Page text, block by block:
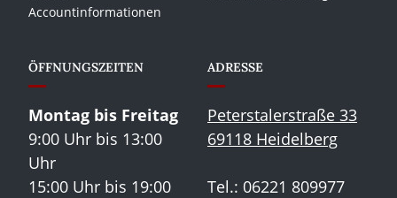
Accountinformationen
ÖFFNUNGSZEITEN
Montag bis Freitag
9:00 Uhr bis 13:00
Uhr
15:00 Uhr bis 19:00
ADRESSE
Peterstalerstraße 33
69118 Heidelberg
Tel.: 06221 809977